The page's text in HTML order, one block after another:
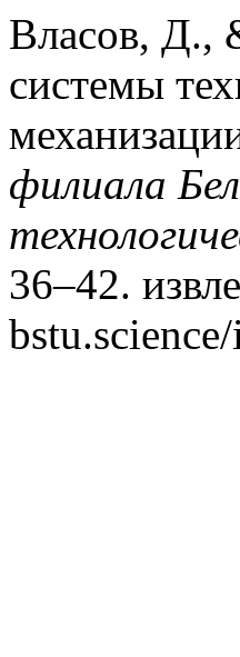
Власов, Д.,
системы
филиала
36–42.